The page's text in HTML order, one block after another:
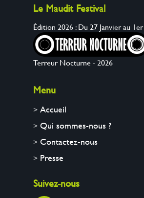
Le Maudit Festival
Édition 2026 : Du 27 Janvier au
Terreur Nocturne - 2026
Menu
Accueil
Qui sommes-nous ?
Contactez-nous
Presse
Suivez-nous